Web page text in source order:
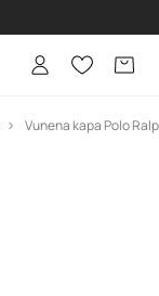
Vunena kapa Polo